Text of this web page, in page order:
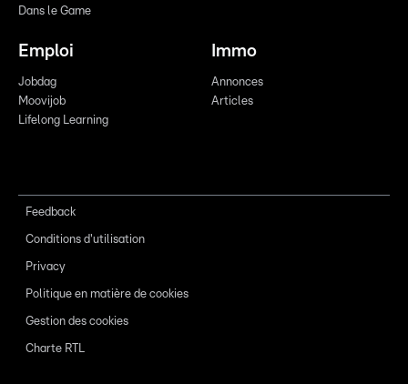
Dans le Game
Emploi
Jobdag
Moovijob
Lifelong Learning
Immo
Annonces
Articles
Feedback
Conditions d'utilisation
Privacy
Politique en matière de cookies
Gestion des cookies
Charte RTL